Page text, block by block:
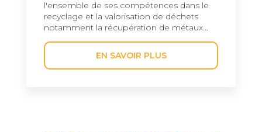
l'ensemble de ses compétences dans le
recyclage et la valorisation de déchets
notamment la récupération de métaux...
EN SAVOIR PLUS